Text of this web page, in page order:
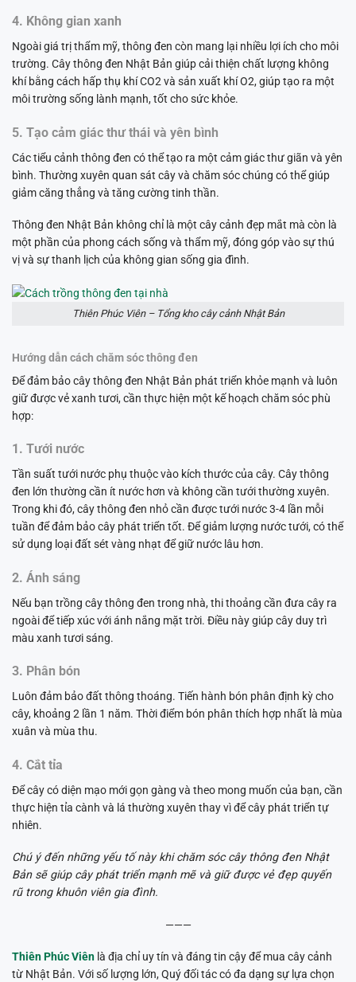
4. Không gian xanh
Ngoài giá trị thẩm mỹ, thông đen còn mang lại nhiều lợi ích cho môi
trường. Cây thông đen Nhật Bản giúp cải thiện chất lượng không
khí bằng cách hấp thụ khí CO2 và sản xuất khí O2, giúp tạo ra một
môi trường sống lành mạnh, tốt cho sức khỏe.
5. Tạo cảm giác thư thái và yên bình
Các tiểu cảnh thông đen có thể tạo ra một cảm giác thư giãn và yên
bình. Thường xuyên quan sát cây và chăm sóc chúng có thể giúp
giảm căng thẳng và tăng cường tinh thần.
Thông đen Nhật Bản không chỉ là một cây cảnh đẹp mắt mà còn là
một phần của phong cách sống và thẩm mỹ, đóng góp vào sự thú
vị và sự thanh lịch của không gian sống gia đình.
Thiên Phúc Viên – Tổng kho cây cảnh Nhật Bản
Hướng dẫn cách chăm sóc thông đen
Để đảm bảo cây thông đen Nhật Bản phát triển khỏe mạnh và luôn
giữ được vẻ xanh tươi, cần thực hiện một kế hoạch chăm sóc phù
hợp:
1. Tưới nước
Tần suất tưới nước phụ thuộc vào kích thước của cây. Cây thông
đen lớn thường cần ít nước hơn và không cần tưới thường xuyên.
Trong khi đó, cây thông đen nhỏ cần được tưới nước 3-4 lần mỗi
tuần để đảm bảo cây phát triển tốt. Để giảm lượng nước tưới, có thể
sử dụng loại đất sét vàng nhạt để giữ nước lâu hơn.
2. Ánh sáng
Nếu bạn trồng cây thông đen trong nhà, thi thoảng cần đưa cây ra
ngoài để tiếp xúc với ánh nắng mặt trời. Điều này giúp cây duy trì
màu xanh tươi sáng.
3. Phân bón
Luôn đảm bảo đất thông thoáng. Tiến hành bón phân định kỳ cho
cây, khoảng 2 lần 1 năm. Thời điểm bón phân thích hợp nhất là mùa
xuân và mùa thu.
4. Cắt tỉa
Để cây có diện mạo mới gọn gàng và theo mong muốn của bạn, cần
thực hiện tỉa cành và lá thường xuyên thay vì để cây phát triển tự
nhiên.
Chú ý đến những yếu tố này khi chăm sóc cây thông đen Nhật
Bản sẽ giúp cây phát triển mạnh mẽ và giữ được vẻ đẹp quyến
rũ trong khuôn viên gia đình.
———
Thiên Phúc Viên là địa chỉ uy tín và đáng tin cậy để mua cây cảnh
từ Nhật Bản. Với số lượng lớn, Quý đối tác có đa dạng sự lựa chọn